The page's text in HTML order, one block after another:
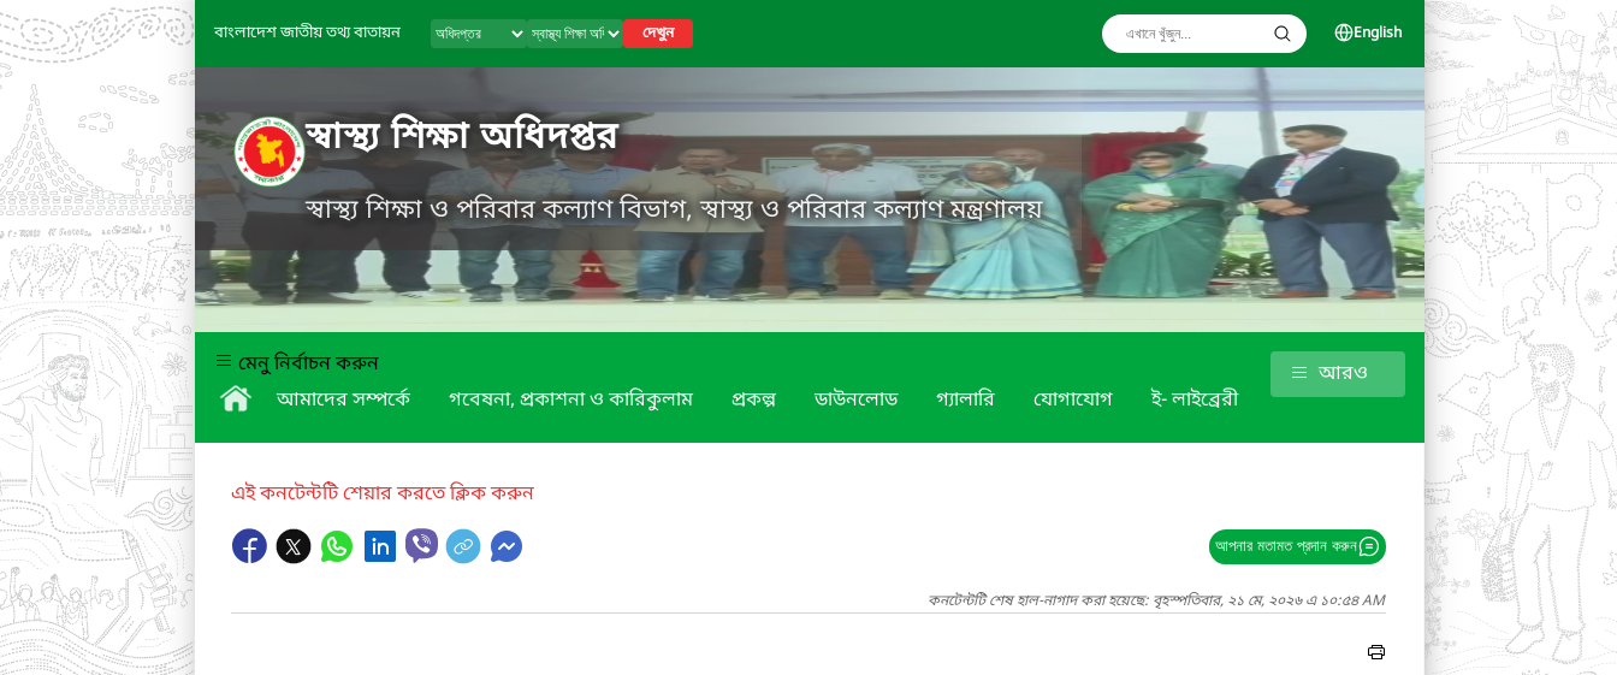
বাংলাদেশ জাতীয় তথ্য বাতায়ন দেখুন English
স্বাস্থ্য শিক্ষা অধিদপ্তর
স্বাস্থ্য শিক্ষা ও পরিবার কল্যাণ বিভাগ, স্বাস্থ্য ও পরিবার কল্যাণ মন্ত্রণালয়
মেনু নির্বাচন করুন
আমাদের সম্পর্কে
গবেষনা, প্রকাশনা ও কারিকুলাম প্রকল্প ডাউনলোড গ্যালারি যোগাযোগ ই- লাইব্রেরী
আরও
এই কনটেন্টটি শেয়ার করতে ক্লিক করুন
আপনার মতামত প্রদান করুন
কনটেন্টটি শেষ হাল-নাগাদ করা হয়েছে: বৃহস্পতিবার, ২১ মে, ২০২৬ এ ১০:৫৪ AM